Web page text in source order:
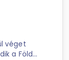
véget
a Föld